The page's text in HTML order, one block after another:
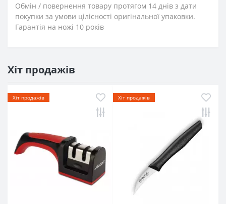
Обмін / повернення товару протягом 14 днів з дати
покупки за умови цілісності оригінальної упаковки.
Гарантія на ножі 10 років
Хіт продажів
Хіт продажів Хіт продажів